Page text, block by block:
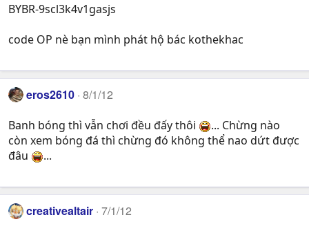
BYBR-9scl3k4v1gasjs
code OP nè bạn mình phát hộ bác kothekhac
eros2610 8/1/12
Banh bóng thì vẫn chơi đều đấy thôi
... Chừng nào
còn xem bóng đá thì chừng đó không thể nao dứt được
đâu
...
creativealtair 7/1/12